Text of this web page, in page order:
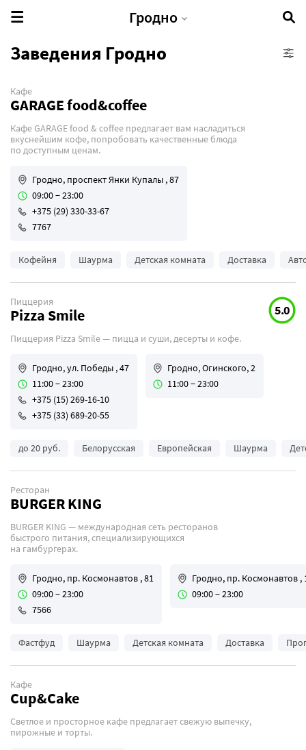
Гродно
VIP-зал
Банкетный зал
Бесплатная парковка
Винная карта
Детская комната
Детское меню
Доставка
Завтраки
Кальян
Караоке
Коктейли
Круглосуточно
Бизнес-ланчи
Летняя терраса
Можно с животными
Программа лояльности
Спортивные трансляции
Вегетарианская кухня
Для свиданий
Заведения Гродно
Кафе
GARAGE food&coffee
Кафе GARAGE food & coffee предлагает вам насладиться
вкуснейшим кофе, попробовать качественные блюда
по доступным ценам.
Гродно, проспект Янки Купалы , 87
09:00 − 23:00
+375 (29) 330-33-67
7767
Кофейня Шаурма Детская комната Доставка
5.0
Пиццерия
Pizza Smile
Пиццерия Pizza Smile — пицца и суши, десерты и кофе.
Гродно, ул. Победы , 47
11:00 − 23:00
+375 (15) 269-16-10
+375 (33) 689-20-55
Гродно, Огинского, 2
11:00 − 23:00
до 20 руб. Белорусская Европейская Шаурма
Ресторан
BURGER KING
BURGER KING — международная сеть ресторанов
быстрого питания, специализирующихся
на гамбургерах.
Гродно, пр. Космонавтов , 81
09:00 − 23:00
7566
Гродно, пр. Космонавтов ,
09:00 − 23:00
Фастфуд Шаурма Детская комната Доставка
Кафе
Cup&Cake
Светлое и просторное кафе предлагает свежую выпечку,
пирожные и торты.